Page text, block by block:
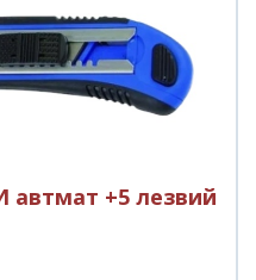
+5 лезвий